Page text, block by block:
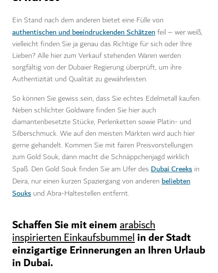
Ein Stand nach dem anderen bietet eine Fülle von
authentischen und beeindruckenden Schätzenfeil – wer weiß,
vielleicht finden Sie ja genau das Richtige für sich oder Ihre
Lieben? Alle hier zum Verkauf stehenden Waren werden
sorgfältig von der Dubaier Regierung überprüft, um ihre
Authentizität und Qualität zu gewährleisten.
So können Sie gewiss sein, dass Sie echtes Edelmetall kaufen.
Neben schlichter Goldware finden Sie hier auch
diamantenbesetzte Stücke, Perlenketten sowie Platin- und
Silberschmuck. Wie auf den meisten Märkten wird auch hier
gerne gehandelt. Kommen Sie mit fairen Preisvorstellungen
zum Gold Souk, dann macht die Schnäppchenjagd wirklich
Spaß. Den Gold Souk finden Sie am Ufer des Dubai Creeks in
Deira, nur einen kurzen Spaziergang von anderen beliebten
Souks und Abra-Haltestellen entfernt.
Schaffen Sie mit einemarabisch
inspirierten Einkaufsbummelin der Stadt
einzigartige Erinnerungen an Ihren Urlaub
in Dubai.